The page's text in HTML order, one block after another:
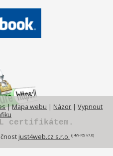
certifikátem.
|Mapa webu | Názor |Vypnout
just4web.cz s.r.o. (J4W-RS v7.0)